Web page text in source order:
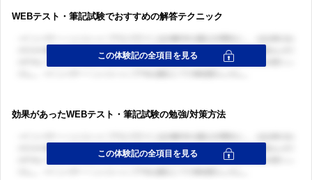
WEBテスト・筆記試験でおすすめの解答テクニック
効果があったWEBテスト・筆記試験の勉強/対策方法